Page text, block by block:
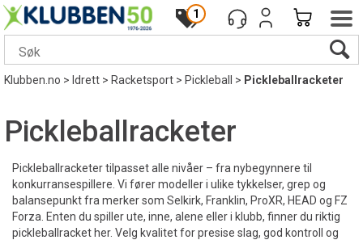
1
Klubben.no> Idrett>Racketsport>Pickleball > Pickleballracketer
Pickleballracketer
Pickleballracketer tilpasset alle nivåer – fra nybegynnere til
konkurransespillere. Vi fører modeller i ulike tykkelser, grep og
balansepunkt fra merker som Selkirk, Franklin, ProXR, HEAD og FZ
Forza. Enten du spiller ute, inne, alene eller i klubb, finner du riktig
pickleballracket her. Velg kvalitet for presise slag, god kontroll og